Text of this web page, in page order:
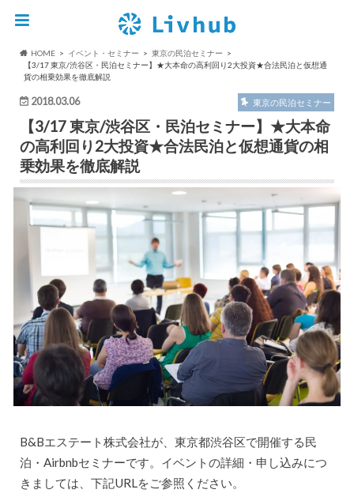
HOME イベント・セミナー
東京の民泊セミナー
【3/17 東京/渋谷区・民泊セミナー】★大本命の高利回り2大投資★合法民泊と仮想通
貨の相乗効果を徹底解説
2018.03.06 東京の民泊セミナー
【3/17 東京/渋谷区・民泊セミナー】★大本命
の高利回り2大投資★合法民泊と仮想通貨の相
乗効果を徹底解説
B&Bエステート株式会社が、東京都渋谷区で開催する民
泊・Airbnbセミナーです。イベントの詳細・申し込みにつ
きましては、下記URLをご参照ください。